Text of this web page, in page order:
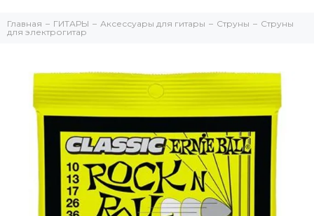
Главная ГИТАРЫ Аксессуары для гитары Струны
Струны
для электрогитар